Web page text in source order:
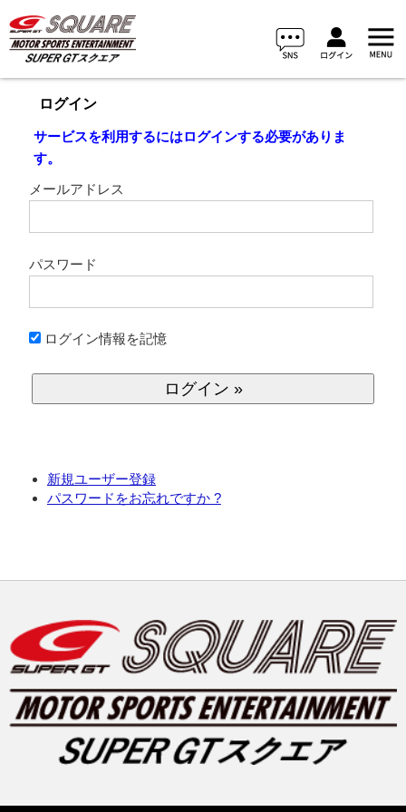
ログイン
サービスを利用するにはログインする必要がありま
す。
メールアドレス
パスワード
ログイン情報を記憶
新規ユーザー登録
パスワードをお忘れですか ?